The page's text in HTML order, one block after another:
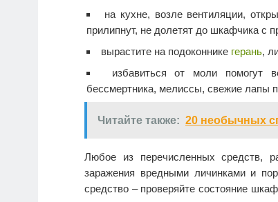
на кухне, возле вентиляции,
прилипнут, не долетят до шкафчика с
вырастите на подоконнике герань,
избавиться от моли помогут
бессмертника, мелиссы, свежие лапы
Читайте также: 20 необычных
Любое из перечисленных средств,
заражения вредными личинками и
средство – проверяйте состояние